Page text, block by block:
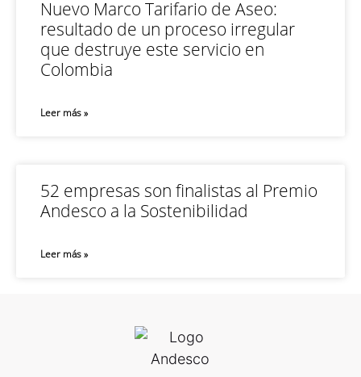
Nuevo Marco Tarifario de Aseo:
resultado de un proceso irregular
que destruye este servicio en
Colombia
Leer más »
52 empresas son finalistas al Premio
Andesco a la Sostenibilidad
Leer más »